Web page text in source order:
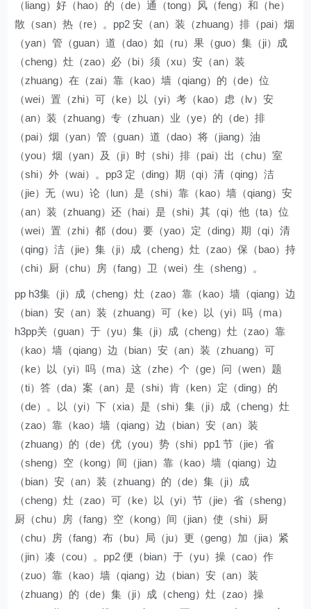
（liang）好（hao）的（de）通（tong）风（feng）和（he）
散（san）热（re）。pp2 安（an）装（zhuang）排（pai）烟
（yan）管（guan）道（dao）如（ru）果（guo）集（ji）成
（cheng）灶（zao）必（bi）须（xu）安（an）装
（zhuang）在（zai）靠（kao）墙（qiang）的（de）位
（wei）置（zhi）可（ke）以（yi）考（kao）虑（lv）安
（an）装（zhuang）专（zhuan）业（ye）的（de）排
（pai）烟（yan）管（guan）道（dao）将（jiang）油
（you）烟（yan）及（ji）时（shi）排（pai）出（chu）室
（shi）外（wai）。pp3 定（ding）期（qi）清（qing）洁
（jie）无（wu）论（lun）是（shi）靠（kao）墙（qiang）安
（an）装（zhuang）还（hai）是（shi）其（qi）他（ta）位
（wei）置（zhi）都（dou）要（yao）定（ding）期（qi）清
（qing）洁（jie）集（ji）成（cheng）灶（zao）保（bao）持
（chi）厨（chu）房（fang）卫（wei）生（sheng）。
pp h3集（ji）成（cheng）灶（zao）靠（kao）墙（qiang）边
（bian）安（an）装（zhuang）可（ke）以（yi）吗（ma）
h3pp关（guan）于（yu）集（ji）成（cheng）灶（zao）靠
（kao）墙（qiang）边（bian）安（an）装（zhuang）可
（ke）以（yi）吗（ma）这（zhe）个（ge）问（wen）题
（ti）答（da）案（an）是（shi）肯（ken）定（ding）的
（de）。以（yi）下（xia）是（shi）集（ji）成（cheng）灶
（zao）靠（kao）墙（qiang）边（bian）安（an）装
（zhuang）的（de）优（you）势（shi）pp1 节（jie）省
（sheng）空（kong）间（jian）靠（kao）墙（qiang）边
（bian）安（an）装（zhuang）的（de）集（ji）成
（cheng）灶（zao）可（ke）以（yi）节（jie）省（sheng）
厨（chu）房（fang）空（kong）间（jian）使（shi）厨
（chu）房（fang）布（bu）局（ju）更（geng）加（jia）紧
（jin）凑（cou）。pp2 便（bian）于（yu）操（cao）作
（zuo）靠（kao）墙（qiang）边（bian）安（an）装
（zhuang）的（de）集（ji）成（cheng）灶（zao）操